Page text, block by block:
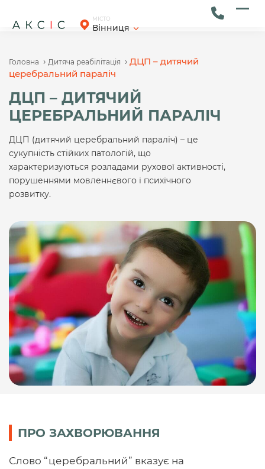
content
МІСТО
Вінниця
Головна › Дитяча реабілітація › ДЦП – дитячий
церебральний параліч
ДЦП – ДИТЯЧИЙ
ЦЕРЕБРАЛЬНИЙ ПАРАЛІЧ
ДЦП (дитячий церебральний параліч) – це
сукупність стійких патологій, що
характеризуються розладами рухової активності,
порушеннями мовленнєвого і психічного
розвитку.
ПРО ЗАХВОРЮВАННЯ
Слово “церебральний” вказує на